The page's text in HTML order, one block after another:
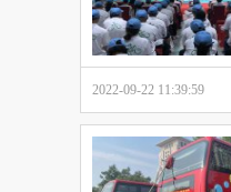
2022-09-22 11:39:59